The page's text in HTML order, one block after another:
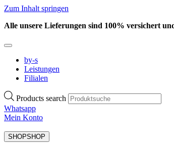
Zum Inhalt springen
Alle unsere Lieferungen sind 100% versichert
by-s
Leistungen
Filialen
Products search
Whatsapp
Mein Konto
SHOPSHOP